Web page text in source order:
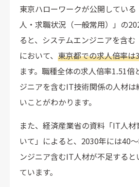
東京ハローワークが公開してい
人・求職状況（一般常用）」の
ると、システムエンジニアを含
において、 東京都での求人倍率は
ます。職種全体の求人倍率1.51倍
ジニアを含むIT技術関係の人材は
いことがわかります。
また、経済産業省の資料「IT人
いて」によると、2030年には40
ンジニア含むIT人材が不足する
ています。